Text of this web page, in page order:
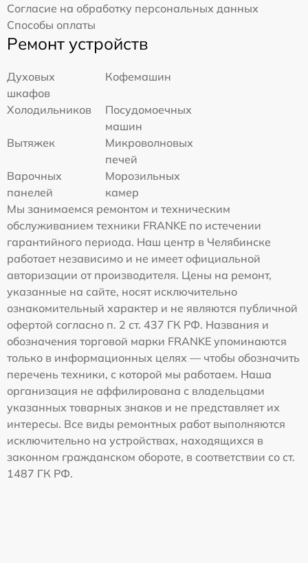
Согласие на обработку персональных данных
Способы оплаты
Ремонт устройств
Духовых
шкафов
Кофемашин
Холодильников
Посудомоечных
машин
Вытяжек
Микроволновых
печей
Варочных
панелей
Морозильных
камер
Мы занимаемся ремонтом и техническим
обслуживанием техники FRANKE по истечении
гарантийного периода. Наш центр в Челябинске
работает независимо и не имеет официальной
авторизации от производителя. Цены на ремонт,
указанные на сайте, носят исключительно
ознакомительный характер и не являются публичной
офертой согласно п. 2 ст. 437 ГК РФ. Названия и
обозначения торговой марки FRANKE упоминаются
только в информационных целях — чтобы обозначить
перечень техники, с которой мы работаем. Наша
организация не аффилирована с владельцами
указанных товарных знаков и не представляет их
интересы. Все виды ремонтных работ выполняются
исключительно на устройствах, находящихся в
законном гражданском обороте, в соответствии со ст.
1487 ГК РФ.